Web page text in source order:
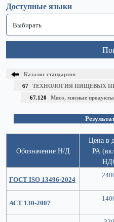
Доступные языки
Каталог стандартов
67 ТЕХНОЛОГИЯ ПИЩЕВЫХ
67.120 Мясо, мясные
Обозначение Н/Д
Цена в
РА
ГОСТ ISO 13496-2024
АСТ 130-2007